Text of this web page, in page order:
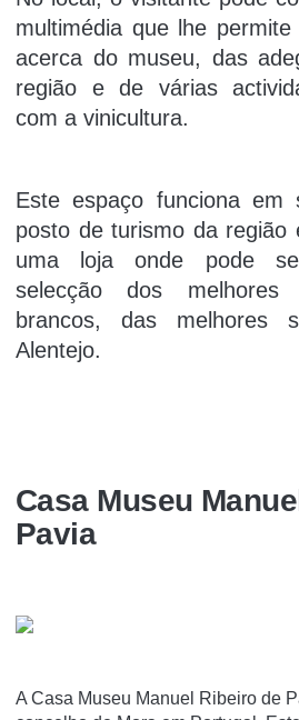
multimédia que lhe
acerca do museu, das
região e de várias
com a vinicultura.
Este espaço funciona em
posto de turismo da região
uma loja onde pode
selecção dos
brancos, das melhores
Alentejo.
Casa Museu
Pavia
A Casa Museu Manuel Ribeiro de